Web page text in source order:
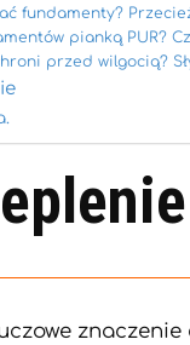
fundamenty?
pianką PUR?
przed wilgocią?